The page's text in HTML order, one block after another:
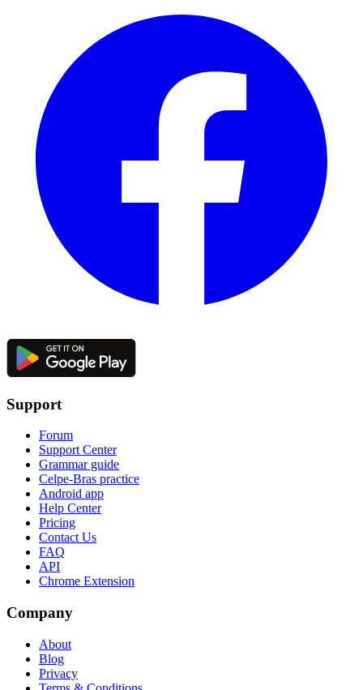
Support
Forum
Support Center
Grammar guide
Celpe-Bras practice
Android app
Help Center
Pricing
Contact Us
FAQ
API
Chrome Extension
Company
About
Blog
Privacy